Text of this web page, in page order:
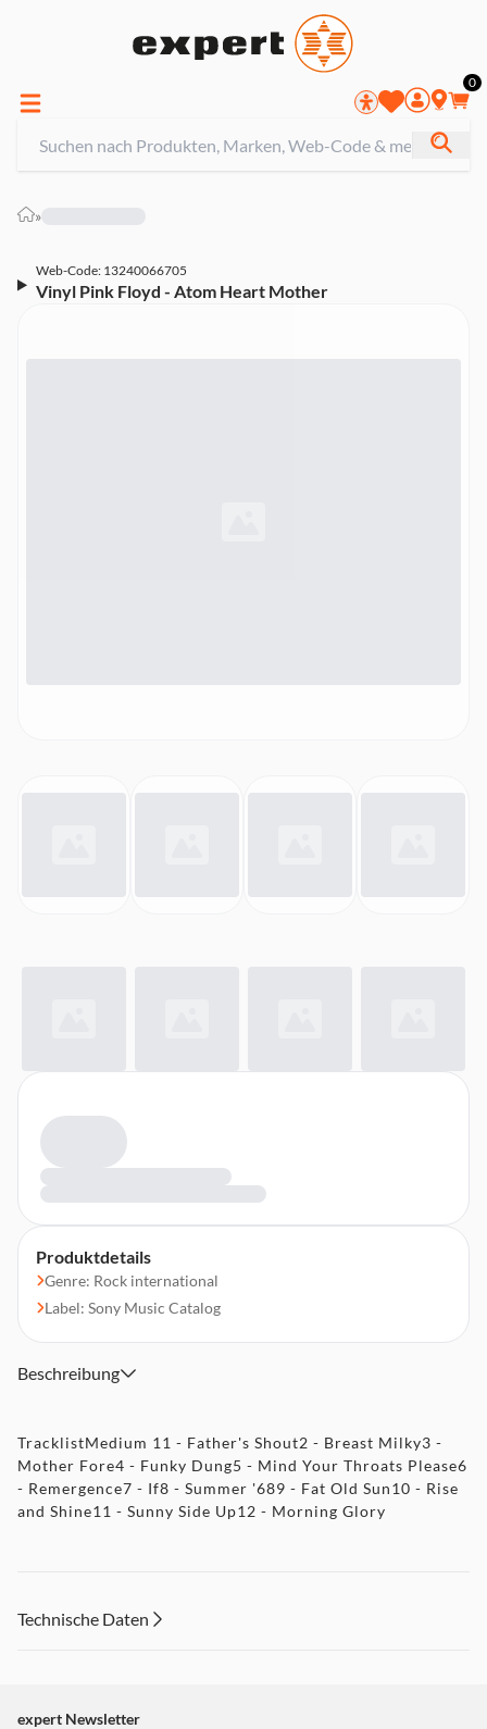
0
»
Web-Code: 13240066705
Vinyl Pink Floyd - Atom Heart Mother
Produktdetails
Genre: Rock international
Label: Sony Music Catalog
Beschreibung
TracklistMedium 11 - Father's Shout2 - Breast Milky3 -
Mother Fore4 - Funky Dung5 - Mind Your Throats Please6
- Remergence7 - If8 - Summer '689 - Fat Old Sun10 - Rise
and Shine11 - Sunny Side Up12 - Morning Glory
Technische Daten
expert Newsletter